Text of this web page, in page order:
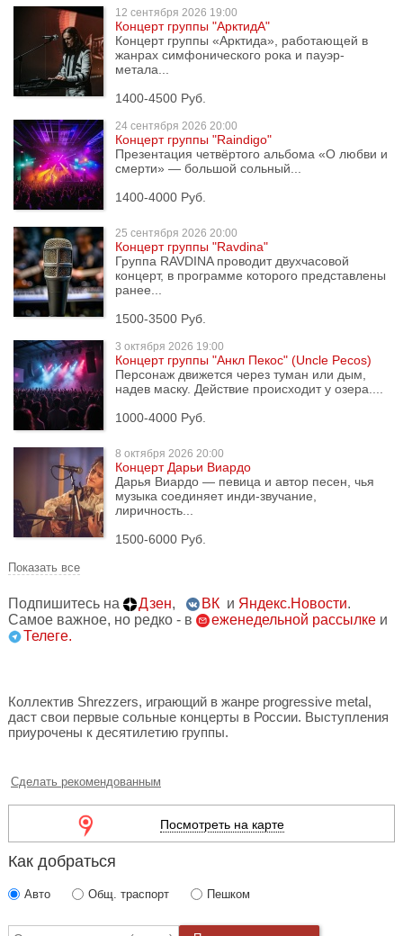
12 сентября 2026 19:00
Концерт группы "АрктидА"
Концерт группы «Арктида», работающей в
жанрах симфонического рока и пауэр-
метала...
1400-4500 Руб.
24 сентября 2026 20:00
Концерт группы "Raindigo"
Презентация четвёртого альбома «О любви и
смерти» — большой сольный...
1400-4000 Руб.
25 сентября 2026 20:00
Концерт группы "Ravdina"
Группа RAVDINA проводит двухчасовой
концерт, в программе которого представлены
ранее...
1500-3500 Руб.
3 октября 2026 19:00
Концерт группы "Анкл Пекос" (Uncle Pecos)
Персонаж движется через туман или дым,
надев маску. Действие происходит у озера....
1000-4000 Руб.
8 октября 2026 20:00
Концерт Дарьи Виардо
Дарья Виардо — певица и автор песен, чья
музыка соединяет инди-звучание,
лиричность...
1500-6000 Руб.
Показать все
Подпишитесь на Дзен, ВК и Яндекс.Новости.
Самое важное, но редко - в
еженедельной рассылке и
Телеге.
Коллектив Shrezzers, играющий в жанре progressive metal,
даст свои первые сольные концерты в России. Выступления
приурочены к десятилетию группы.
Сделать рекомендованным
Посмотреть на карте
Как добраться
Авто Общ. траспорт Пешком